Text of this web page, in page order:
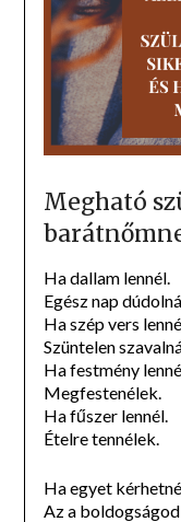
Megható
Ha dallam lennél.
Egész nap
Ha szép vers
Szüntelen
Ha festmény
Megfestenélek.
Ha fűszer lennél.
Ételre tennélek.
Ha egyet
Az a boldogságod